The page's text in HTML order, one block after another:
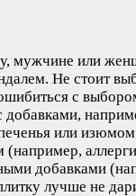
мужчине или
Не стоит
с
или изюмом.
(например,
добавками
лучше не